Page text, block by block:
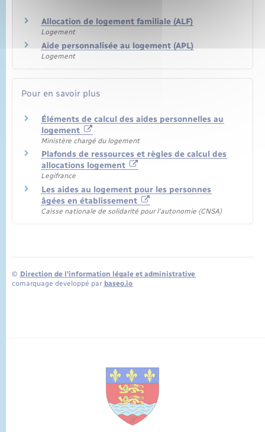
Allocation de logement familiale (ALF)
Logement
Aide personnalisée au logement (APL)
Logement
Pour en savoir plus
Éléments de calcul des aides personnelles au
logement
Ministère chargé du logement
Plafonds de ressources et règles de calcul des
allocations logement
Legifrance
Les aides au logement pour les personnes
âgées en établissement
Caisse nationale de solidarité pour l'autonomie (CNSA)
© Direction de l’information légale et administrative
comarquage developpé par baseo.io